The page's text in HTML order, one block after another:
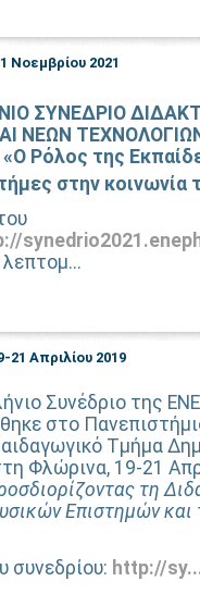
2021
ΣΥΝΕΔΡΙΟ
ΝΕΩΝ
«Ο Ρόλος της
στην κοινωνία
Απριλίου 2019
Συνέδριο της
στο
Τμήμα
Φλώρινα, 19-21
τη
Επιστημών και
συνεδρίου: http://